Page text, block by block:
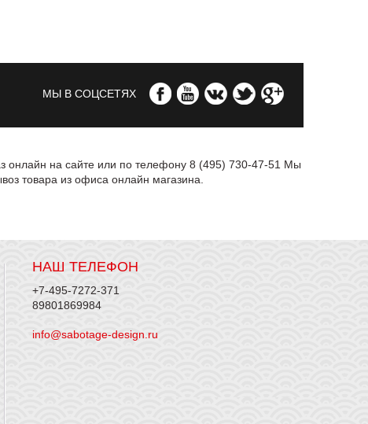
МЫ В СОЦСЕТЯХ
онлайн на сайте или по телефону 8 (495) 730-47-51 Мы
товара из офиса онлайн магазина.
НАШ ТЕЛЕФОН
+7-495-7272-371
89801869984
info@sabotage-design.ru